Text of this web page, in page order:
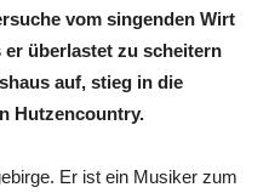
vom singenden Wirt
er überlastet zu scheitern
auf, stieg in die
Hutzencountry.
Er ist ein Musiker zum